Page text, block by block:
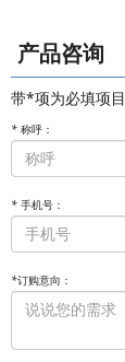
产品咨询
带*项为必填项目
* 称呼：
* 手机号：
*订购意向：